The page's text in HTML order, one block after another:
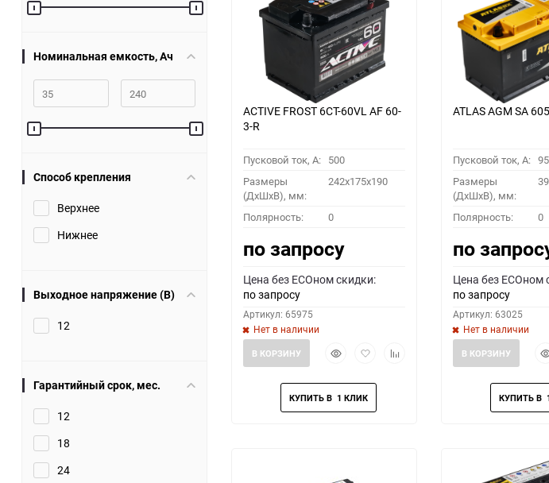
Номинальная емкость, Ач
Способ крепления
Верхнее
Нижнее
Выходное напряжение (В)
12
Гарантийный срок, мес.
12
18
24
60
90
150
ACTIVE FROST 6СТ-60VL АF 60-
3-R
Пусковой ток, A: 500
Размеры
(ДхШхВ), мм:
242x175x190
Полярность: 0
по запросу
Цена без ECOном скидки:
по запросу
Артикул: 65975
Нет в наличии
БыстрыйДобавить
избранное
Добавить
В КОРЗИНУ
ATLAS AGM SA
Пусковой ток, A:
Размеры
(ДхШхВ), мм:
Полярность: 0
по
Цена без ECOном
по запросу
Артикул: 63025
Нет в наличии
В КОРЗИНУ